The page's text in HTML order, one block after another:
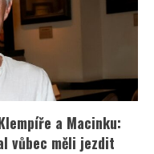
a Macinku:
vůbec měli jezdit